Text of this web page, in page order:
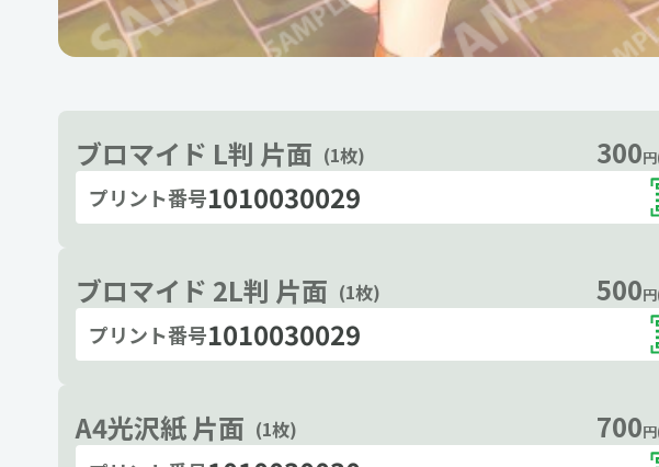
ブロマイド L判 片面 (1枚) 300
プリント番号1010030029
ブロマイド 2L判 片面 (1枚) 500
プリント番号1010030029
A4光沢紙 片面 (1枚) 700